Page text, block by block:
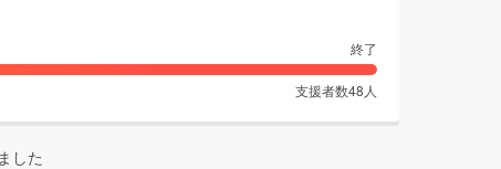
終了
支援者数48 人
した